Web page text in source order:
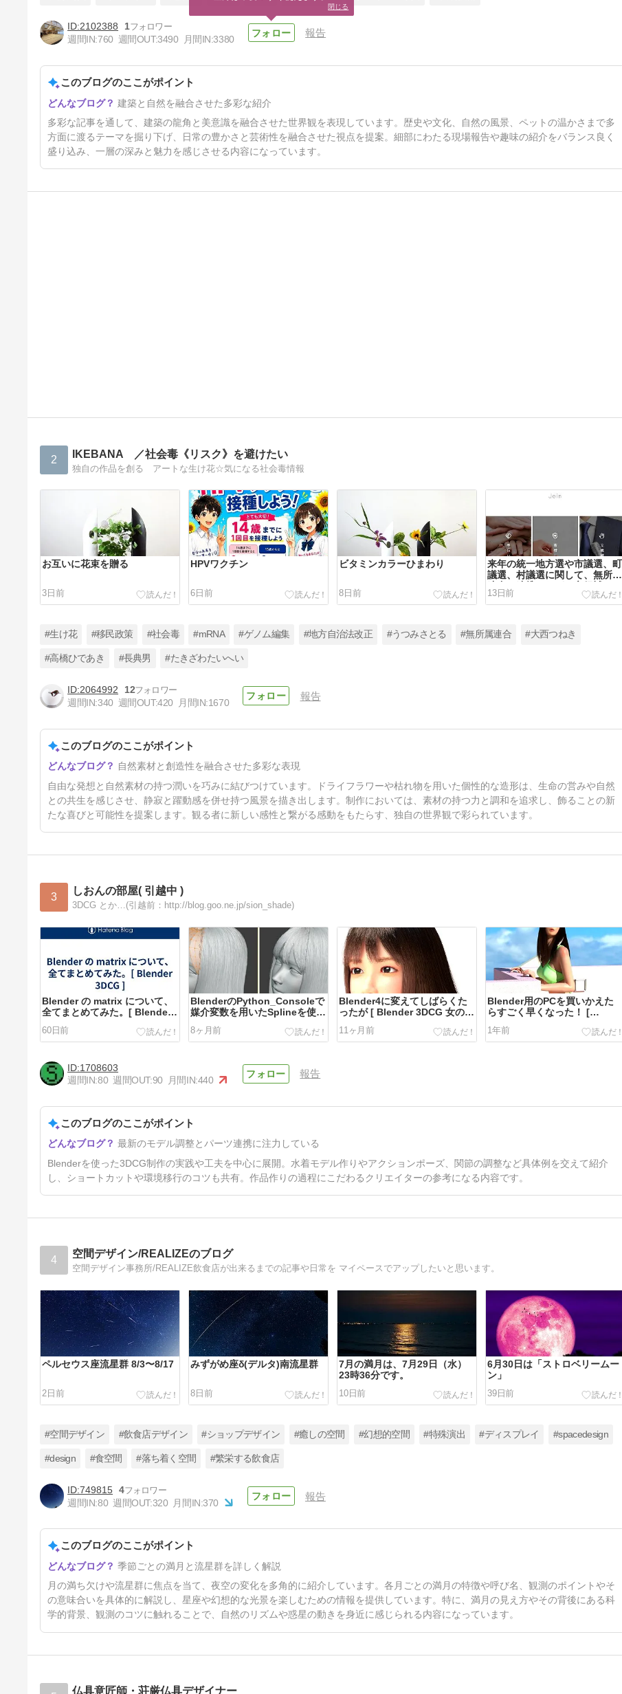
8日前
2102388
1
週間IN:760 週間OUT:3490 月間IN:3380
報告
このブログのここがポイント
建築と自然を融合させた多彩な紹介
多彩な記事を通して、建築の龍角と美意識を融合させた世界観を表現しています。歴史や文化、自然の風景、ペットの温かさまで多
方面に渡るテーマを掘り下げ、日常の豊かさと芸術性を融合させた視点を提案。細部にわたる現場報告や趣味の紹介をバランス良く
盛り込み、一層の深みと魅力を感じさせる内容になっています。
2 IKEBANA ／社会毒《リスク》を避けたい
独自の作品を創る アートな生け花☆気になる社会毒情報
お互いに花束を贈る
3日前
HPVワクチン
6日前
ビタミンカラーひまわり
8日前
来年の統一地方選や市議選、町
議選、村議選に関して、無所属
連合と連携しながら立候補した
いという方を募集
13日前
ドライフラワー・加工品は、実
に面白い
#生け花 #移民政策 #社会毒 #mRNA #ゲノム編集 #地方自治法改正 #うつみさとる #無所属連合 #大西つねき
#高橋ひであき #長典男 #たきざわたいへい
2064992
12
週間IN:340 週間OUT:420 月間IN:1670
報告
このブログのここがポイント
自然素材と創造性を融合させた多彩な表現
自由な発想と自然素材の持つ潤いを巧みに結びつけています。ドライフラワーや枯れ物を用いた個性的な造形は、生命の営みや自然
との共生を感じさせ、静寂と躍動感を併せ持つ風景を描き出します。制作においては、素材の持つ力と調和を追求し、飾ることの新
たな喜びと可能性を提案します。観る者に新しい感性と繋がる感動をもたらす、独自の世界観で彩られています。
3 しおんの部屋( 引越中 )
3DCG とか…(引越前：http://blog.goo.ne.jp/sion_shade)
Blender の matrix について、
全てまとめてみた。[ Blender
3DCG ]
60日前
BlenderのPython_Consoleで
媒介変数を用いたSplineを使う
(1)[ Blender 3DCG python ]
8ヶ月前
Blender4に変えてしばらくた
ったが [ Blender 3DCG 女の子
11ヶ月前
Blender用のPCを買いかえた
らすごく早くなった！ [
Blender 3DCG Win11 ]
1年前
Blender 3DCG 女の子 ]
1年1ヶ月前
1708603
週間IN:80 週間OUT:90 月間IN:440
報告
このブログのここがポイント
最新のモデル調整とパーツ連携に注力している
Blenderを使った3DCG制作の実践や工夫を中心に展開。水着モデル作りやアクションポーズ、関節の調整など具体例を交えて紹介
し、ショートカットや環境移行のコツも共有。作品作りの過程にこだわるクリエイターの参考になる内容です。
4 空間デザイン/REALIZEのブログ
空間デザイン事務所/REALIZE飲食店が出来るまでの記事や日常を マイペースでアップしたいと思います。
ペルセウス座流星群 8/3〜8/17
2日前
みずがめ座δ(デルタ)南流星群
8日前
7月の満月は、7月29日（水）
23時36分です。
10日前
6月30日は「ストロベリームー
ン」
39日前
同じ暦月内で2回目の満月は
「ブルームーン」と呼ばれる。
#空間デザイン #飲食店デザイン #ショップデザイン #癒しの空間 #幻想的空間 #特殊演出 #ディスプレイ #spacedesign
#design #食空間 #落ち着く空間 #繁栄する飲食店
749815 4
週間IN:80 週間OUT:320 月間IN:370
報告
このブログのここがポイント
季節ごとの満月と流星群を詳しく解説
月の満ち欠けや流星群に焦点を当て、夜空の変化を多角的に紹介しています。各月ごとの満月の特徴や呼び名、観測のポイントやそ
の意味合いを具体的に解説し、星座や幻想的な光景を楽しむための情報を提供しています。特に、満月の見え方やその背後にある科
学的背景、観測のコツに触れることで、自然のリズムや惑星の動きを身近に感じられる内容になっています。
仏具意匠師・荘厳仏具デザイナー
閉じる